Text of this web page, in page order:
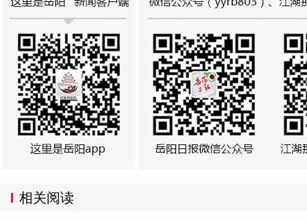
相关阅读